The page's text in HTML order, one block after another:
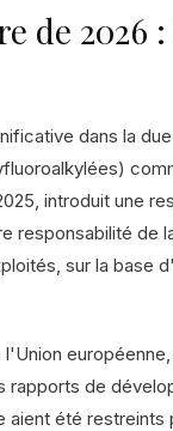
de 2026
dans la
introduit une
responsabilité de
sur la base
de
aient été